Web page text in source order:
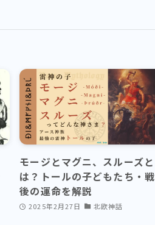
モージとマグニ、スルーズと
は？トールの子どもたち・戦
後の運命を解説
2025年2月27日 北欧神話